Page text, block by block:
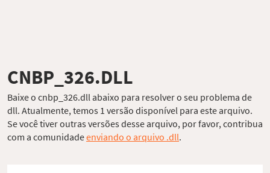
CNBP_326.DLL
Baixe o cnbp_326.dll abaixo para resolver o seu problema de
dll. Atualmente, temos 1 versão disponível para este arquivo.
Se você tiver outras versões desse arquivo, por favor, contribua
com a comunidadeenviando o arquivo .dll.